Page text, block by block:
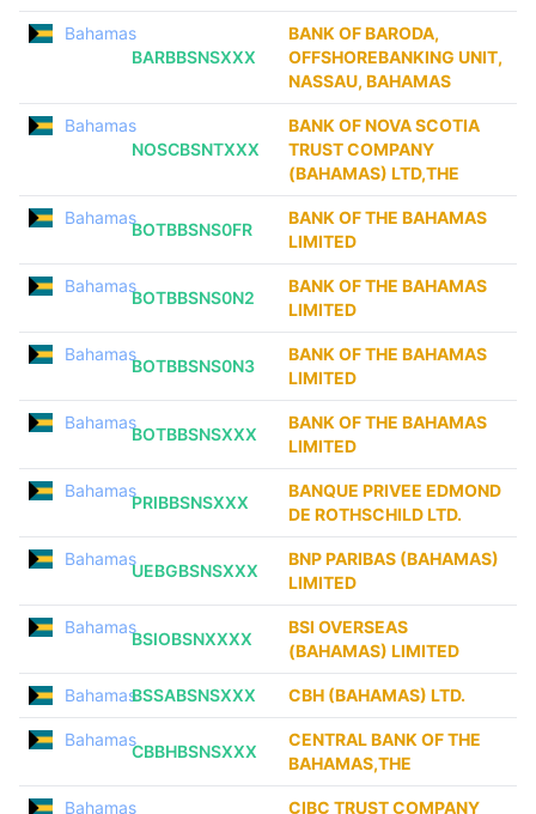
Bahamas
BARBBSNSXXX
BANK OF BARODA,
OFFSHOREBANKING UNIT,
NASSAU, BAHAMAS
Bahamas
NOSCBSNTXXX
BANK OF NOVA SCOTIA
TRUST COMPANY
(BAHAMAS) LTD,THE
Bahamas
BOTBBSNS0FR
BANK OF THE BAHAMAS
LIMITED
Bahamas
BOTBBSNS0N2
BANK OF THE BAHAMAS
LIMITED
Bahamas
BOTBBSNS0N3
BANK OF THE BAHAMAS
LIMITED
Bahamas
BOTBBSNSXXX
BANK OF THE BAHAMAS
LIMITED
Bahamas
PRIBBSNSXXX
BANQUE PRIVEE EDMOND
DE ROTHSCHILD LTD.
Bahamas
UEBGBSNSXXX
BNP PARIBAS (BAHAMAS)
LIMITED
Bahamas
BSIOBSNXXXX
BSI OVERSEAS
(BAHAMAS) LIMITED
BahamasBSSABSNSXXX CBH (BAHAMAS) LTD.
Bahamas
CBBHBSNSXXX
CENTRAL BANK OF THE
BAHAMAS,THE
Bahamas
CIBC TRUST COMPANY